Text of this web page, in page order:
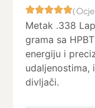
(
Metak .338
grama sa
energiju i
udaljenostima,
divljači.